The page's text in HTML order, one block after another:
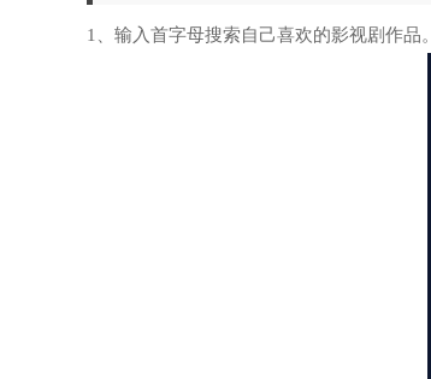
1、输入首字母搜索自己喜欢的影视剧作品。